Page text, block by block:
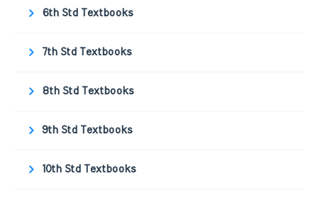
6th Std Textbooks
7th Std Textbooks
8th Std Textbooks
9th Std Textbooks
10th Std Textbooks